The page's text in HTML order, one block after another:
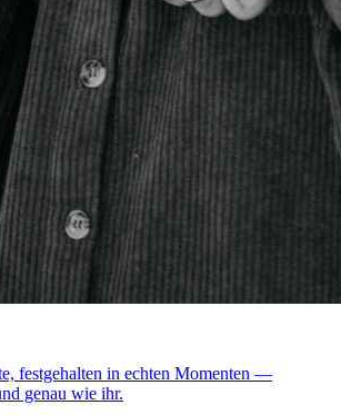
festgehalten in echten Momenten —
genau wie ihr.